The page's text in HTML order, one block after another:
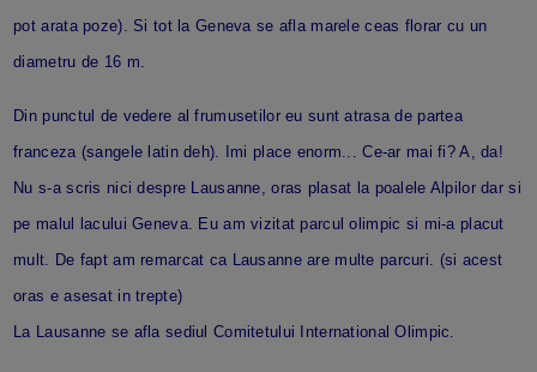
pot arata poze). Si tot la Geneva se afla marele ceas florar cu un
diametru de 16 m.
Din punctul de vedere al frumusetilor eu sunt atrasa de partea
franceza (sangele latin deh). Imi place enorm... Ce-ar mai fi? A, da!
Nu s-a scris nici despre Lausanne, oras plasat la poalele Alpilor dar si
pe malul lacului Geneva. Eu am vizitat parcul olimpic si mi-a placut
mult. De fapt am remarcat ca Lausanne are multe parcuri. (si acest
oras e asesat in trepte)
La Lausanne se afla sediul Comitetului International Olimpic.